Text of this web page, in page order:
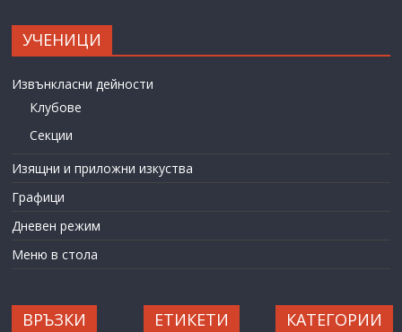
УЧЕНИЦИ
Извънкласни дейности
Клубове
Секции
Изящни и приложни изкуства
Графици
Дневен режим
Меню в стола
ВРЪЗКИ ЕТИКЕТИ КАТЕГОРИИ